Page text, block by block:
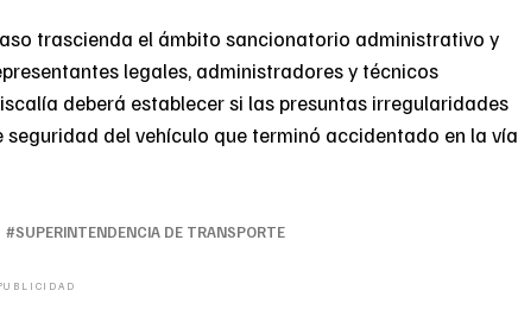
trascienda el ámbito sancionatorio administrativo y
legales, administradores y técnicos
deberá establecer si las presuntas irregularidades
del vehículo que terminó accidentado en la vía
SUPERINTENDENCIA DE TRANSPORTE